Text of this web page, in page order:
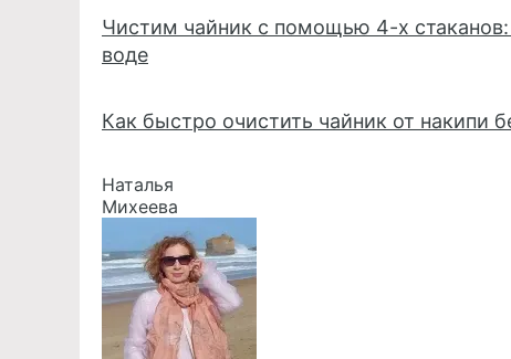
Чистим чайник с помощью 4-х
воде
Как быстро очистить чайник от накипи
Наталья
Михеева